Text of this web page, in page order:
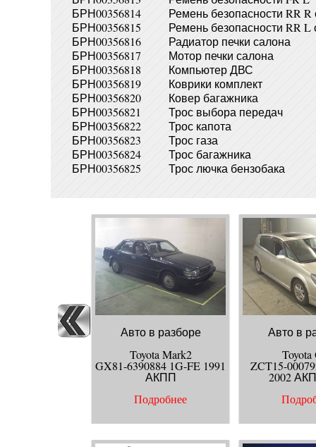
БРН00356814
Ремень безопасности RR
БРН00356815
Ремень безопасности RR
БРН00356816
Радиатор печки салона
БРН00356817
Мотор печки салона
БРН00356818
Компьютер ДВС
БРН00356819
Коврики комплект
БРН00356820
Ковер багажника
БРН00356821
Трос выбора передач
БРН00356822
Трос капота
БРН00356823
Трос газа
БРН00356824
Трос багажника
БРН00356825
Трос лючка бензобака
Авто в разборе
Toyota Mark2
GX81-6390884 1G-FE 1991
АКПП
Подробнее
Авто в
Toyota
ZCT15-
2002